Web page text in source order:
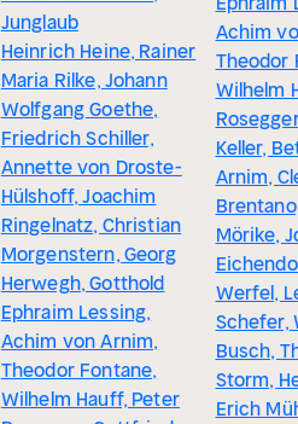
Junglaub
Heinrich Heine, Rainer
Maria Rilke, Johann
Wolfgang Goethe,
Friedrich Schiller,
Annette von Droste-
Hülshoff, Joachim
Ringelnatz, Christian
Morgenstern, Georg
Herwegh, Gotthold
Ephraim Lessing,
Achim von Arnim,
Theodor Fontane,
Wilhelm Hauff, Peter
Achim
Theodor
Wilhelm
Keller,
Arnim,
Mörike,
Werfel,
Schefer,
Busch,
Storm,
Erich